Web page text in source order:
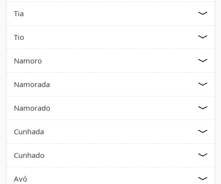
Tia
Tio
Namoro
Namorada
Namorado
Cunhada
Cunhado
Avó